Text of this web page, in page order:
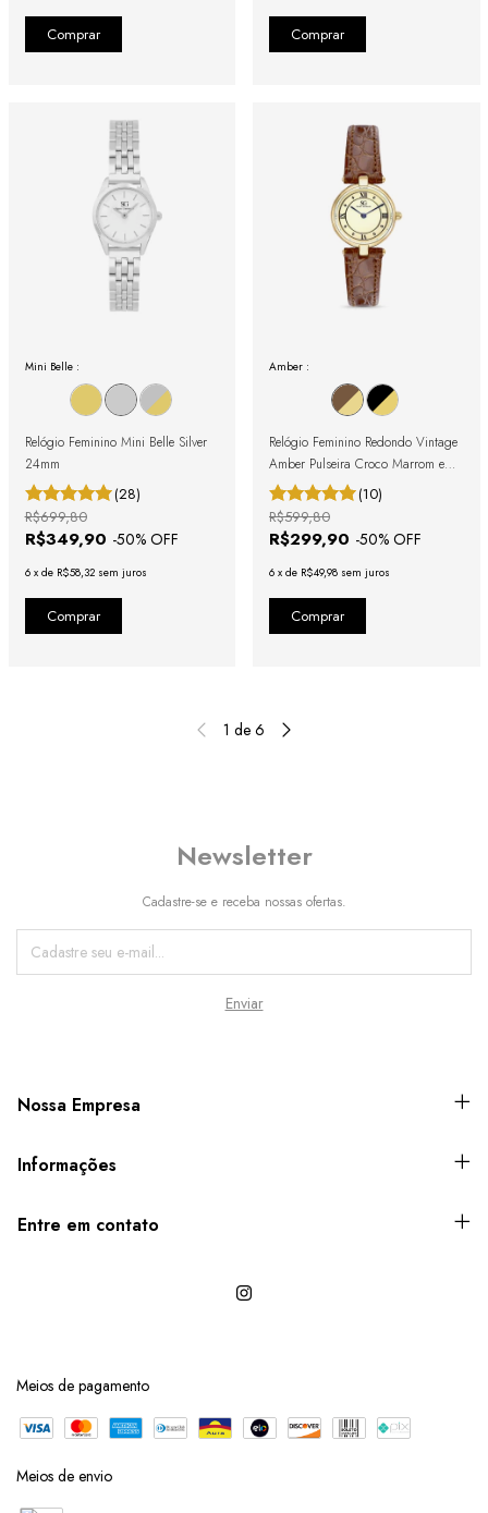
Mini Belle :
Relógio Feminino Mini Belle Silver
24mm
(28)
R$349,90 -50% OFF
R$699,80
6 x de R$58,32 sem juros
Amber :
Relógio Feminino Redondo Vintage
Amber Pulseira Croco Marrom e
Caixa Dourada com Números
Romanos
(10)
R$299,90 -50% OFF
R$599,80
6 x de R$49,98 sem juros
1 de 6
Newsletter
Cadastre-se e receba nossas ofertas.
Nossa Empresa
Informações
Entre em contato
Meios de pagamento
Meios de envio